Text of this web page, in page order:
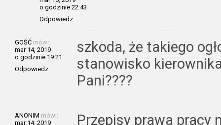
o godzinie 22:43
Odpowiedz
GOŚĆ mówi:
mar 14, 2019
o godzinie 19:21
Odpowiedz
szkoda, że takiego
stanowisko
Pani????
ANONIM mówi:
mar 14, 2019
Przepisy prawa pracy